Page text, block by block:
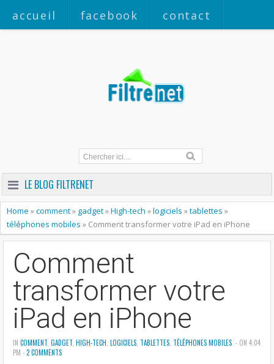
accueil facebook contact
LE BLOG FILTRENET
Home »comment» gadget»High-tech »logiciels »tablettes »
téléphones mobiles » Comment transformer votre iPad en iPhone
Comment
transformer votre
iPad en iPhone
IN COMMENT GADGET HIGH-TECH LOGICIELS TABLETTES TÉLÉPHONES MOBILES - ON 4:04
PM -2 COMMENTS